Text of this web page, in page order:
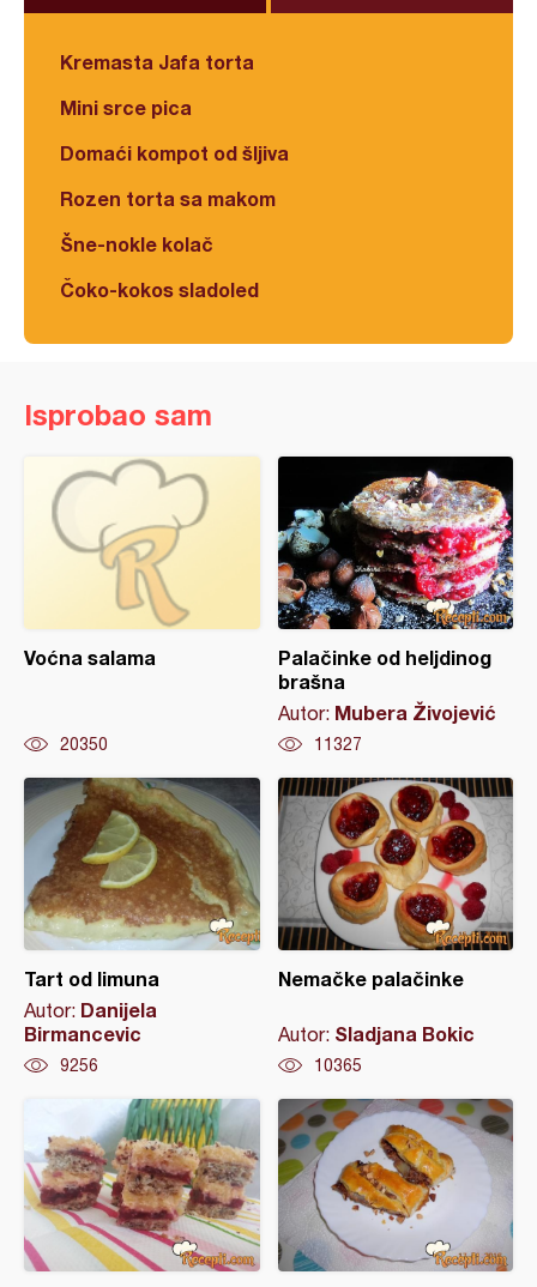
Kremasta Jafa torta
Mini srce pica
Domaći kompot od šljiva
Rozen torta sa makom
Šne-nokle kolač
Čoko-kokos sladoled
Isprobao sam
Voćna salama
20350
Palačinke od heljdinog
brašna
Autor: Mubera Živojević
11327
Tart od limuna
Autor: Danijela
Birmancevic
9256
Nemačke palačinke
Autor: Sladjana Bokic
10365